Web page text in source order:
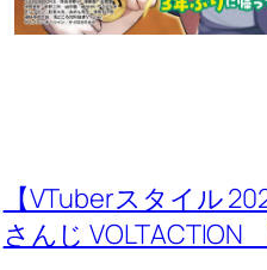
【VTuberスタイル
さんじ VOLTACTION